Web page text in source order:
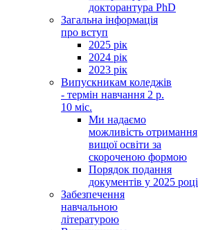
докторантура PhD
Загальна інформація
про вступ
2025 рік
2024 рік
2023 рік
Випускникам коледжів
- термін навчання 2 р.
10 міс.
Ми надаємо
можливість отримання
вищої освіти за
скороченою формою
Порядок подання
документів у 2025 році
Забезпечення
навчальною
літературою